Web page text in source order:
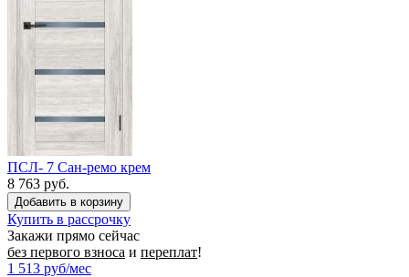
ПСЛ- 7 Сан-ремо крем
8 763 руб.
Купить в рассрочку
Закажи прямо сейчас
без первого взноса и переплат!
1 513 руб/мес